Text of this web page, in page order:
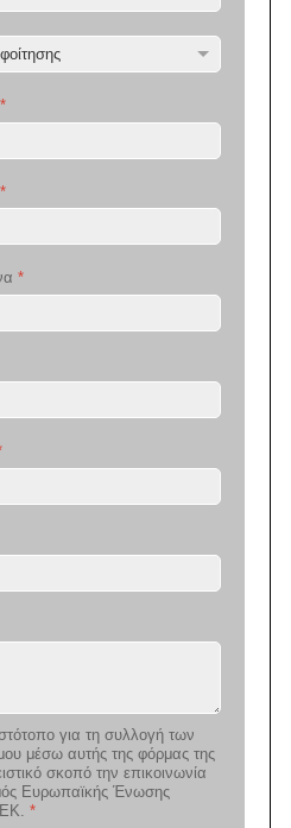
*
*
*
για τη συλλογή των
μέσω αυτής της φόρμας της
σκοπό την επικοινωνία
Ευρωπαϊκής Ένωσης
ΕΚ.*